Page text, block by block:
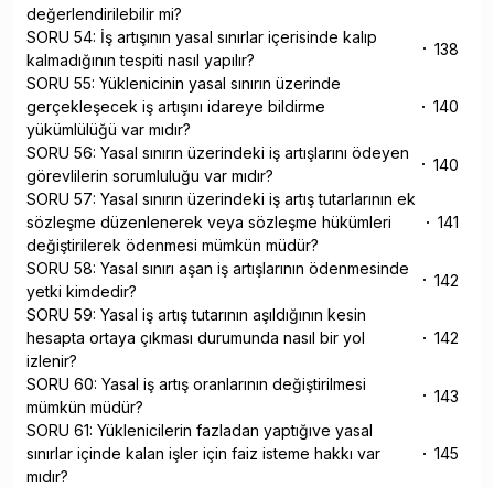
değerlendirilebilir mi?
SORU 54: İş artışının yasal sınırlar içerisinde kalıp
kalmadığının tespiti nasıl yapılır?
138
SORU 55: Yüklenicinin yasal sınırın üzerinde
gerçekleşecek iş artışını idareye bildirme
yükümlülüğü var mıdır?
140
SORU 56: Yasal sınırın üzerindeki iş artışlarını ödeyen
görevlilerin sorumluluğu var mıdır?
140
SORU 57: Yasal sınırın üzerindeki iş artış tutarlarının ek
sözleşme düzenlenerek veya sözleşme hükümleri
değiştirilerek ödenmesi mümkün müdür?
141
SORU 58: Yasal sınırı aşan iş artışlarının ödenmesinde
yetki kimdedir?
142
SORU 59: Yasal iş artış tutarının aşıldığının kesin
hesapta ortaya çıkması durumunda nasıl bir yol
izlenir?
142
SORU 60: Yasal iş artış oranlarının değiştirilmesi
mümkün müdür?
143
SORU 61: Yüklenicilerin fazladan yaptığıve yasal
sınırlar içinde kalan işler için faiz isteme hakkı var
mıdır?
145